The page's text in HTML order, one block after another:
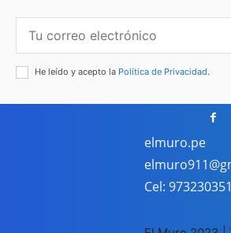
He leído y acepto la Política de Privacidad.
elmuro.pe
Cel: 973230351